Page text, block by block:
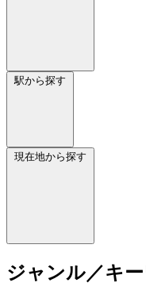
駅から探す
現在地から探す
ジャンル／キ